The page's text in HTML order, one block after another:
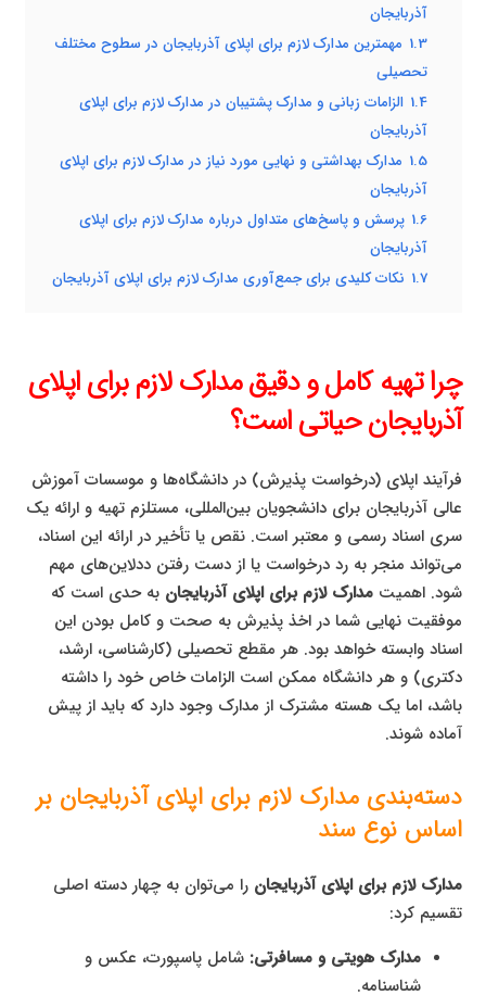
آذربایجان
1.3 مهمترین مدارک لازم برای اپلای آذربایجان در سطوح مختلف
تحصیلی
1.4 الزامات زبانی و مدارک پشتیبان در مدارک لازم برای اپلای
آذربایجان
1.5 مدارک بهداشتی و نهایی مورد نیاز در مدارک لازم برای اپلای
آذربایجان
1.6 پرسش و پاسخ‌های متداول درباره مدارک لازم برای اپلای
آذربایجان
1.7 نکات کلیدی برای جمع‌آوری مدارک لازم برای اپلای آذربایجان
چرا تهیه کامل و دقیق مدارک لازم برای اپلای
آذربایجان حیاتی است؟
فرآیند اپلای (درخواست پذیرش) در دانشگاه‌ها و موسسات آموزش
عالی آذربایجان برای دانشجویان بین‌المللی، مستلزم تهیه و ارائه یک
سری اسناد رسمی و معتبر است. نقص یا تأخیر در ارائه این اسناد،
می‌تواند منجر به رد درخواست یا از دست رفتن ددلاین‌های مهم
شود. اهمیتمدارک لازم برای اپلای آذربایجان به حدی است که
موفقیت نهایی شما در اخذ پذیرش به صحت و کامل بودن این
اسناد وابسته خواهد بود. هر مقطع تحصیلی (کارشناسی، ارشد،
دکتری) و هر دانشگاه ممکن است الزامات خاص خود را داشته
باشد، اما یک هسته مشترک از مدارک وجود دارد که باید از پیش
آماده شوند.
دسته‌بندی مدارک لازم برای اپلای آذربایجان بر
اساس نوع سند
مدارک لازم برای اپلای آذربایجان را می‌توان به چهار دسته اصلی
تقسیم کرد:
مدارک هویتی و مسافرتی: شامل پاسپورت، عکس و
شناسنامه.